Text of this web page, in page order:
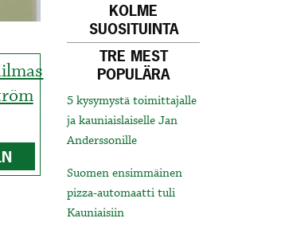
KOLME
SUOSITUINTA
TRE MEST
POPULÄRA
5 kysymystä toimittajalle
ja kauniaislaiselle Jan
Anderssonille
Suomen ensimmäinen
pizza-automaatti tuli
Kauniaisiin